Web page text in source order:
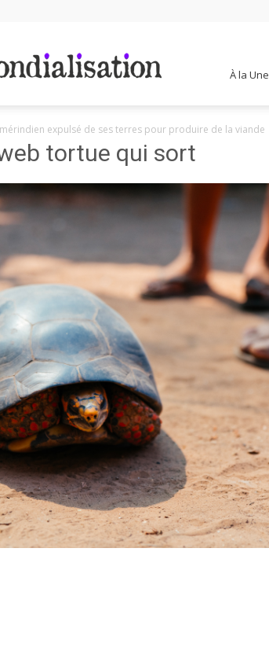
Mondialisation
À la Une
expulsé de ses terres pour produire de la viande
tortue qui sort